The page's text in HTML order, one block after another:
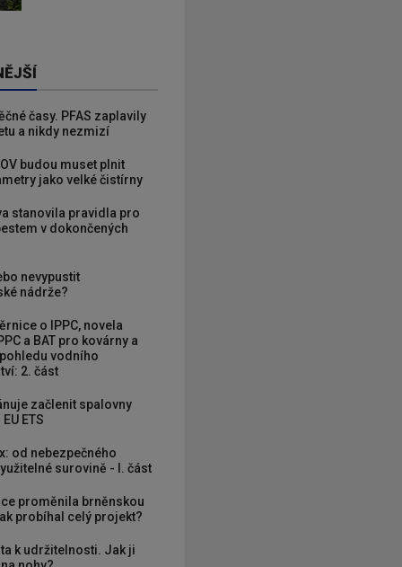
časy. PFAS zaplavily
a nikdy nezmizí
budou muset plnit
jako velké čistírny
stanovila pravidla pro
v dokončených
nevypustit
nádrže?
o IPPC, novela
a BAT pro kovárny a
vodního
2. část
začlenit spalovny
ETS
od nebezpečného
surovině - I. část
proměnila brněnskou
probíhal celý projekt?
k udržitelnosti. Jak ji